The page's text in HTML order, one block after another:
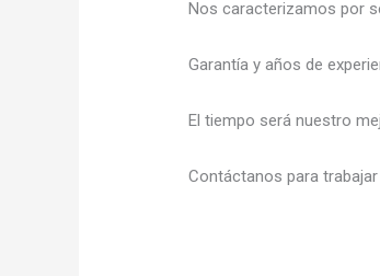
Nos caracterizamos por
Garantía y años de
El tiempo será nuestro
Contáctanos para